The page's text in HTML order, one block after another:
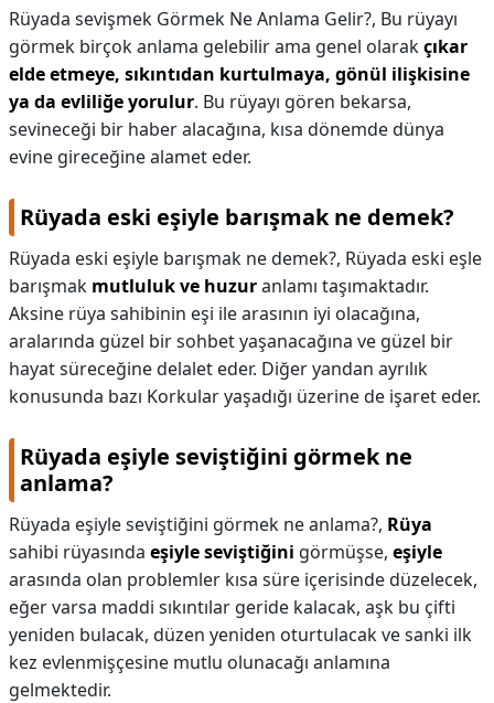
Rüyada sevişmek Görmek Ne Anlama Gelir?, Bu rüyayı
görmek birçok anlama gelebilir ama genel olarakçıkar
elde etmeye, sıkıntıdan kurtulmaya, gönül ilişkisine
ya da evliliğe yorulur. Bu rüyayı gören bekarsa,
sevineceği bir haber alacağına, kısa dönemde dünya
evine gireceğine alamet eder.
Rüyada eski eşiyle barışmak ne demek?
Rüyada eski eşiyle barışmak ne demek?, Rüyada eski eşle
barışmak mutluluk ve huzuranlamı taşımaktadır.
Aksine rüya sahibinin eşi ile arasının iyi olacağına,
aralarında güzel bir sohbet yaşanacağına ve güzel bir
hayat süreceğine delalet eder. Diğer yandan ayrılık
konusunda bazı Korkular yaşadığı üzerine de işaret eder.
Rüyada eşiyle seviştiğini görmek ne
anlama?
Rüyada eşiyle seviştiğini görmek ne anlama?, Rüya
sahibi rüyasında eşiyle seviştiğini görmüşse, eşiyle
arasında olan problemler kısa süre içerisinde düzelecek,
eğer varsa maddi sıkıntılar geride kalacak, aşk bu çifti
yeniden bulacak, düzen yeniden oturtulacak ve sanki ilk
kez evlenmişçesine mutlu olunacağı anlamına
gelmektedir.